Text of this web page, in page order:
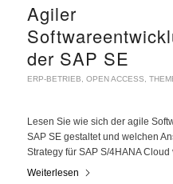
Agiler
der SAP SE
ERP-BETRIEB OPEN ACCESS
Lesen Sie wie sich der agile
SAP SE gestaltet und welchen
Strategy für SAP S/4HANA Cloud
Weiterlesen